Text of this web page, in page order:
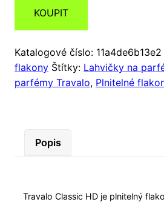
KOUPIT
Katalogové číslo: 11a4de6b13e2
flakony Štítky: Lahvičky na
parfémy Travalo, Plnitelné
Popis
Travalo Classic HD je plnitelný